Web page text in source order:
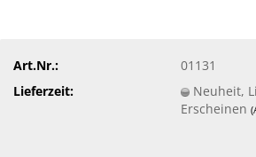
Art.Nr.:
01131
Lieferzeit:
Neuheit,
Erscheinen